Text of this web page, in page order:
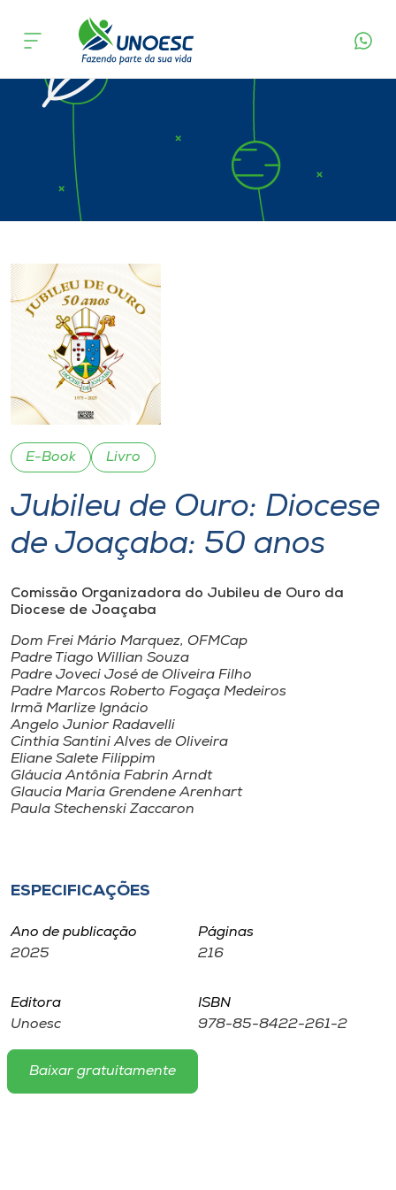
Cursos
Onde estamos
Atendimento ao Estudante
A
Unoesc
Internacionalização
Cultura
CPA
Biblioteca
Editora
Rádio
Museu
Selecione
A+
E-Book Livro
Jubileu de Ouro: Diocese
de Joaçaba: 50 anos
Comissão Organizadora do Jubileu de Ouro da
Diocese de Joaçaba
Dom Frei Mário Marquez, OFMCap
Padre Tiago Willian Souza
Padre Joveci José de Oliveira Filho
Padre Marcos Roberto Fogaça Medeiros
Irmã Marlize Ignácio
Angelo Junior Radavelli
Cinthia Santini Alves de Oliveira
Eliane Salete Filippim
Gláucia Antônia Fabrin Arndt
Glaucia Maria Grendene Arenhart
Paula Stechenski Zaccaron
ESPECIFICAÇÕES
Ano de publicação
2025
Páginas
216
Editora
Unoesc
ISBN
978-85-8422-261-2
Baixar gratuitamente